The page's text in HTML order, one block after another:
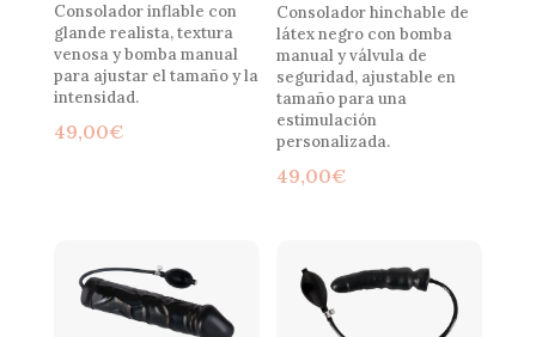
Consolador inflable con
glande realista, textura
venosa y bomba manual
para ajustar el tamaño y la
intensidad.
49,00€
Consolador hinchable de
látex negro con bomba
manual y válvula de
seguridad, ajustable en
tamaño para una
estimulación
personalizada.
49,00€